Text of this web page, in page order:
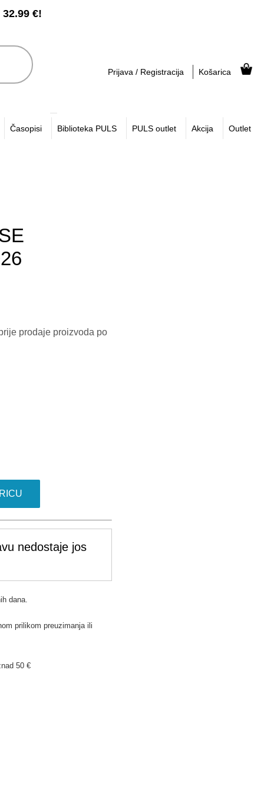
32.99 €!
Časopisi Biblioteka PULS PULS outlet Akcija Outlet
Prijava / Registracija Košarica
prodaje proizvoda po
nedostaje jos
dana.
prilikom preuzimanja ili
50 €